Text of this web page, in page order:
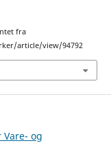
fra
article/view/94792
og